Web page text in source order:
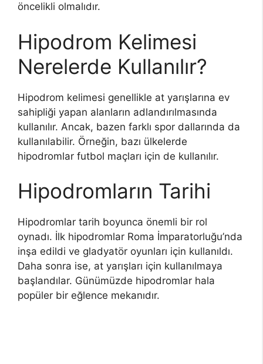
öncelikli olmalıdır.
Hipodrom Kelimesi
Nerelerde Kullanılır?
Hipodrom kelimesi genellikle at yarışlarına ev
sahipliği yapan alanların adlandırılmasında
kullanılır. Ancak, bazen farklı spor dallarında da
kullanılabilir. Örneğin, bazı ülkelerde
hipodromlar futbol maçları için de kullanılır.
Hipodromların Tarihi
Hipodromlar tarih boyunca önemli bir rol
oynadı. İlk hipodromlar Roma İmparatorluğu’nda
inşa edildi ve gladyatör oyunları için kullanıldı.
Daha sonra ise, at yarışları için kullanılmaya
başlandılar. Günümüzde hipodromlar hala
popüler bir eğlence mekanıdır.